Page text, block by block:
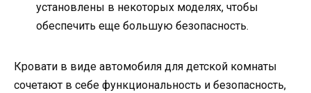
установлены в некоторых моделях, чтобы
обеспечить еще большую безопасность.
Кровати в виде автомобиля для детской комнаты
сочетают в себе функциональность и безопасность,